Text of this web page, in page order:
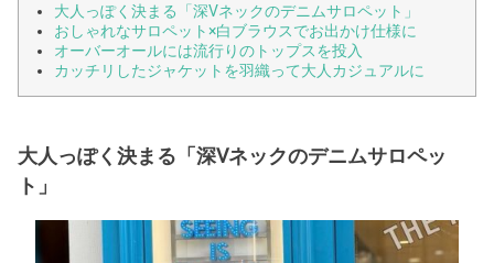
大人っぽく決まる「深Vネックのデニムサロペット」
おしゃれなサロペット×白ブラウスでお出かけ仕様に
オーバーオールには流行りのトップスを投入
カッチリしたジャケットを羽織って大人カジュアルに
大人っぽく決まる「深Vネックのデニムサロペッ
ト」